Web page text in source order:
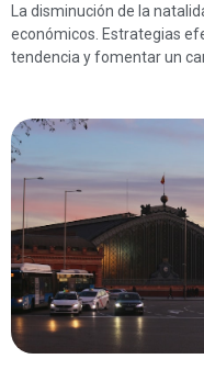
La disminución de la
económicos. Estrategias
tendencia y fomentar un